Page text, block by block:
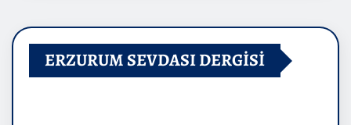
ERZURUM SEVDASI DERGİSİ